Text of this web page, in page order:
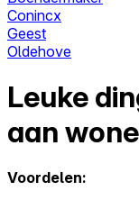
Conincx
Geest
Oldehove
Leuke
aan
Voordelen: